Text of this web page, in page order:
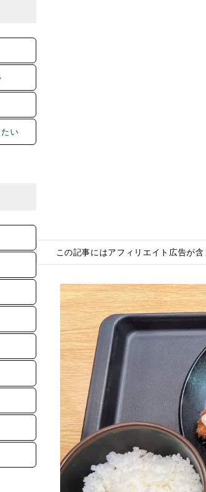
この記事にはアフィリエイト広告が
い